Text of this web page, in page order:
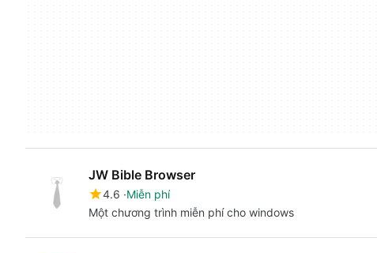
JW Bible Browser
4.6 Miễn phí
Một chương trình miễn phí cho windows